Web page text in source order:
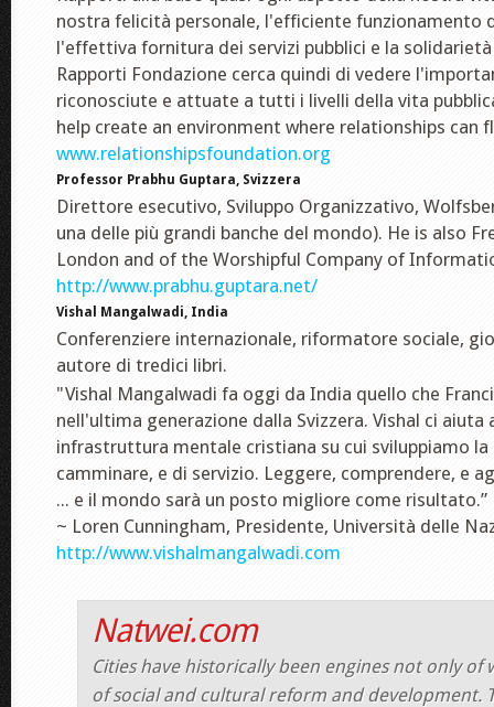
nostra felicità personale, l'efficiente funzionamento
l'effettiva fornitura dei servizi pubblici e la
Rapporti Fondazione cerca quindi di vedere
riconosciute e attuate a tutti i livelli della vita
help create an environment where relationships can
www.relationshipsfoundation.org
Professor Prabhu Guptara, Svizzera
Direttore esecutivo, Sviluppo Organizzativo,
una delle più grandi banche del mondo). He is also
London and of the Worshipful Company of
http://www.prabhu.guptara.net/
Vishal Mangalwadi, India
Conferenziere internazionale, riformatore sociale,
autore di tredici libri.
"Vishal Mangalwadi fa oggi da India quello che
nell'ultima generazione dalla Svizzera. Vishal ci
infrastruttura mentale cristiana su cui sviluppiamo
camminare, e di servizio. Leggere, comprendere, e
... e il mondo sarà un posto migliore come risultato.”
~ Loren Cunningham, Presidente, Università delle
http://www.vishalmangalwadi.com
Natwei.com
Cities have historically been engines not only of
of social and cultural reform and development.